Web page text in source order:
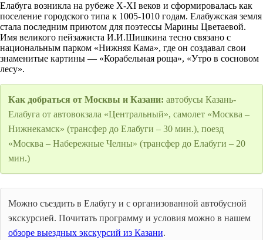
Елабуга возникла на рубеже X-XI веков и сформировалась как
поселение городского типа к 1005-1010 годам. Елабужская земля
стала последним приютом для поэтессы Марины Цветаевой.
Имя великого пейзажиста И.И.Шишкина тесно связано с
национальным парком «Нижняя Кама», где он создавал свои
знаменитые картины — «Корабельная роща», «Утро в сосновом
лесу».
Как добраться от Москвы и Казани: автобусы Казань-
Елабуга от автовокзала «Центральный», самолет «Москва –
Нижнекамск» (трансфер до Елабуги – 30 мин.), поезд
«Москва – Набережные Челны» (трансфер до Елабуги – 20
мин.)
Можно съездить в Елабугу и с организованной автобусной
экскурсией. Почитать программу и условия можно в нашем
обзоре выездных экскурсий из Казани.